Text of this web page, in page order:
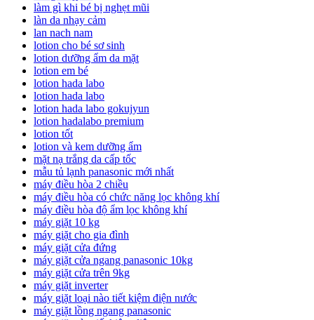
làm gì khi bé bị nghẹt mũi
làn da nhạy cảm
lan nach nam
lotion cho bé sơ sinh
lotion dưỡng ẩm da mặt
lotion em bé
lotion hada labo
lotion hada labo
lotion hada labo gokujyun
lotion hadalabo premium
lotion tốt
lotion và kem dưỡng ẩm
mặt nạ trắng da cấp tốc
mẫu tủ lạnh panasonic mới nhất
máy điều hòa 2 chiều
máy điều hòa có chức năng lọc không khí
máy điều hòa độ ẩm lọc không khí
máy giặt 10 kg
máy giặt cho gia đình
máy giặt cửa đứng
máy giặt cửa ngang panasonic 10kg
máy giặt cửa trên 9kg
máy giặt inverter
máy giặt loại nào tiết kiệm điện nước
máy giặt lồng ngang panasonic